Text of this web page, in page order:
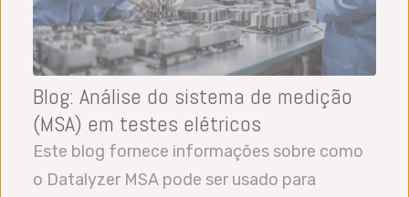
Blog: Análise do sistema de medição
(MSA) em testes elétricos
Este blog fornece informações sobre como
o Datalyzer MSA pode ser usado para